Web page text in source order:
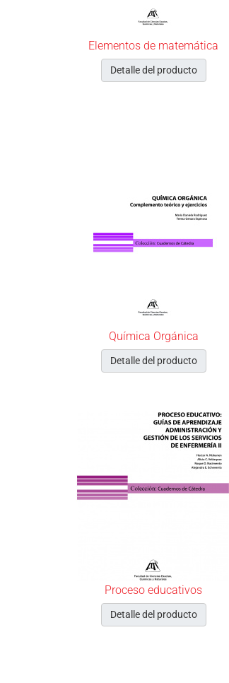
Elementos de matemática
Detalle del producto
Química Orgánica
Detalle del producto
Proceso educativos
Detalle del producto